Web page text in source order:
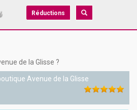
Réductions
de la Glisse ?
Avenue de la Glisse